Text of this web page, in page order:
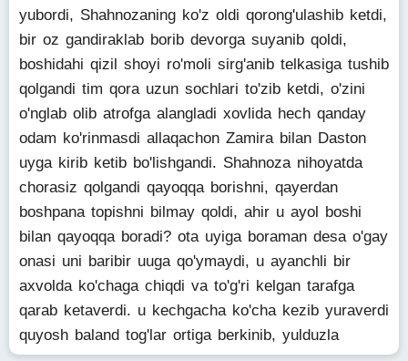
yubordi, Shahnozaning ko'z oldi qorong'ulashib ketdi,
bir oz gandiraklab borib devorga suyanib qoldi,
boshidahi qizil shoyi ro'moli sirg'anib telkasiga tushib
qolgandi tim qora uzun sochlari to'zib ketdi, o'zini
o'nglab olib atrofga alangladi xovlida hech qanday
odam ko'rinmasdi allaqachon Zamira bilan Daston
uyga kirib ketib bo'lishgandi. Shahnoza nihoyatda
chorasiz qolgandi qayoqqa borishni, qayerdan
boshpana topishni bilmay qoldi, ahir u ayol boshi
bilan qayoqqa boradi? ota uyiga boraman desa o'gay
onasi uni baribir uuga qo'ymaydi, u ayanchli bir
axvolda ko'chaga chiqdi va to'g'ri kelgan tarafga
qarab ketaverdi. u kechgacha ko'cha kezib yuraverdi
quyosh baland tog'lar ortiga berkinib, yulduzla